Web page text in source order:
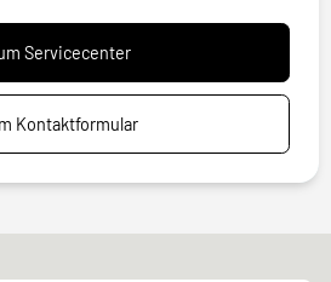
Servicecenter
Kontaktformular